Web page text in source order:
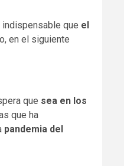
que el
en el siguiente
que sea en los
que ha
pandemia del